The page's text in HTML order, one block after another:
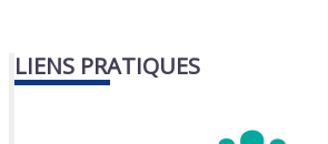
LIENS PRATIQUES